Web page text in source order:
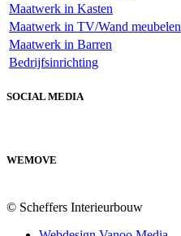
Maatwerk in Kasten
Maatwerk in TV/Wand meubelen
Maatwerk in Barren
Bedrijfsinrichting
SOCIAL MEDIA
WEMOVE
© Scheffers Interieurbouw